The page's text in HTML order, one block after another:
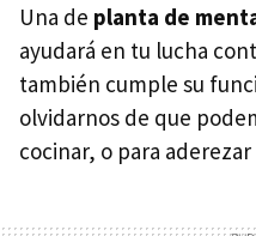
Una de planta de
ayudará en tu lucha
también cumple su
olvidarnos de que
cocinar, o para